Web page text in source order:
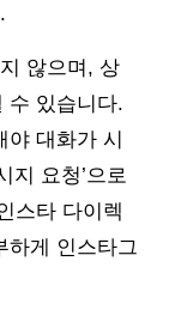
않으며, 상
수 있습니다.
야 대화가 시
지 요청’으로
스타 다이렉
하게 인스타그